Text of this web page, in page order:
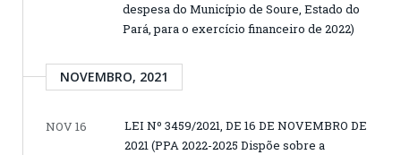
despesa do Município de Soure, Estado do
Pará, para o exercício financeiro de 2022)
NOVEMBRO, 2021
NOV 16
LEI Nº 3459/2021, DE 16 DE NOVEMBRO DE
2021 (PPA 2022-2025 Dispõe sobre a